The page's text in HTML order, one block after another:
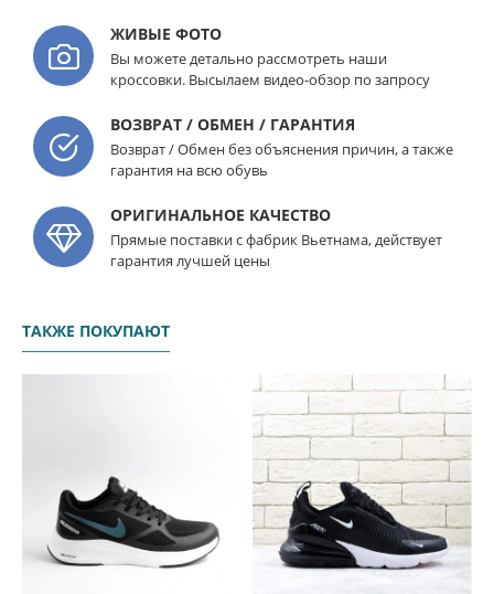
ЖИВЫЕ ФОТО
Вы можете детально рассмотреть наши
кроссовки. Высылаем видео-обзор по запросу
ВОЗВРАТ / ОБМЕН / ГАРАНТИЯ
Возврат / Обмен без объяснения причин, а также
гарантия на всю обувь
ОРИГИНАЛЬНОЕ КАЧЕСТВО
Прямые поставки с фабрик Вьетнама, действует
гарантия лучшей цены
ТАКЖЕ ПОКУПАЮТ